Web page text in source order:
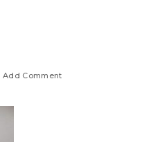
Add Comment